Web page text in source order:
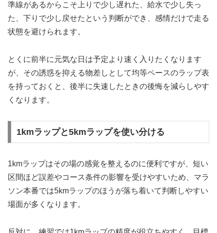
準線があるからこそ上りで少し遅れた、給水で少し失っ
た、下りで少し戻せたという判断ができ、感情だけで走る
状態を避けられます。
とくに前半に元気な日は予定より速く入りたくなります
が、その誘惑を抑える物差しとして均等ペースのラップ表
を持っておくと、後半に失速したときの後悔を減らしやす
くなります。
1kmラップと5kmラップを使い分ける
1kmラップはその場の感覚を整えるのに便利ですが、短い
区間ほど誤差やコース条件の影響を受けやすいため、マラ
ソン本番では5kmラップのほうが落ち着いて判断しやすい
場面が多くなります。